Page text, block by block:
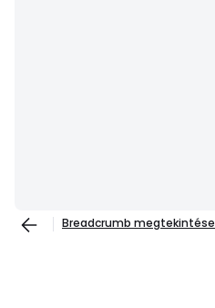
Breadcrumb megtekintése